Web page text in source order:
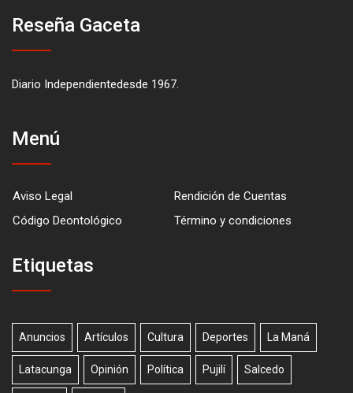
Reseña Gaceta
Diario Independientedesde 1967.
Menú
Aviso Legal
Rendición de Cuentas
Código Deontológico
Término y condiciones
Etiquetas
Anuncios Artículos Cultura Deportes La Maná
Latacunga Opinión Política Pujilí Salcedo